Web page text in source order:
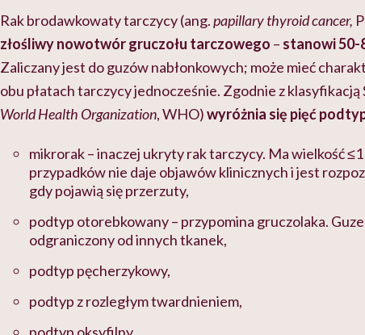
Rak brodawkowaty tarczycy (ang.papillary thyroid cancer,
złośliwy nowotwór gruczołu tarczowego – stanowi 50-
Zaliczany jest do guzów nabłonkowych; może mieć
obu płatach tarczycy jednocześnie. Zgodnie z
World Health Organization, WHO)wyróżnia się pięć
mikrorak – inaczej ukryty rak tarczycy. Ma wielkość
przypadków nie daje objawów klinicznych i jest
gdy pojawią się przerzuty,
podtyp otorebkowany – przypomina gruczolaka.
odgraniczony od innych tkanek,
podtyp pęcherzykowy,
podtyp z rozległym twardnieniem,
podtyp oksyfilny.